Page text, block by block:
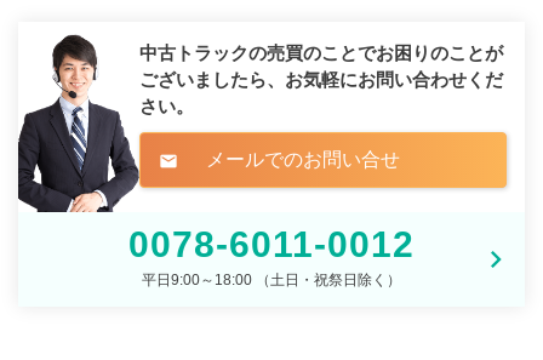
中古トラックの売買のことでお困りのことが
ございましたら、 お気軽にお問い合わせくだ
さい。
mail メールでのお問い合せ
0078-6011-0012
平日9:00～18:00 （土日・祝祭日除く）